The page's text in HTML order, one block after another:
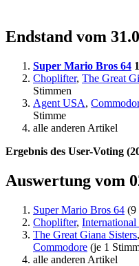
Endstand vom
Super Mario Bros 64
Choplifter, The Great
Stimmen
Agent USA,
Stimme
alle anderen Artikel
Ergebnis des User-Voting
Auswertung vom
Super Mario Bros 64 (9
Choplifter, International
The Great Giana Sisters,
Commodore (je 1
alle anderen Artikel